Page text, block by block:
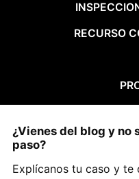
RECURSO
¿Vienes del blog y no
paso?
Explícanos tu caso y te